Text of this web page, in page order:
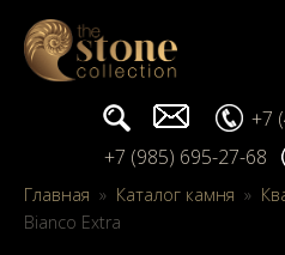
Поиск...
+7
+7 (985) 695-27-68
Главная » Каталог камня »
Bianco Extra